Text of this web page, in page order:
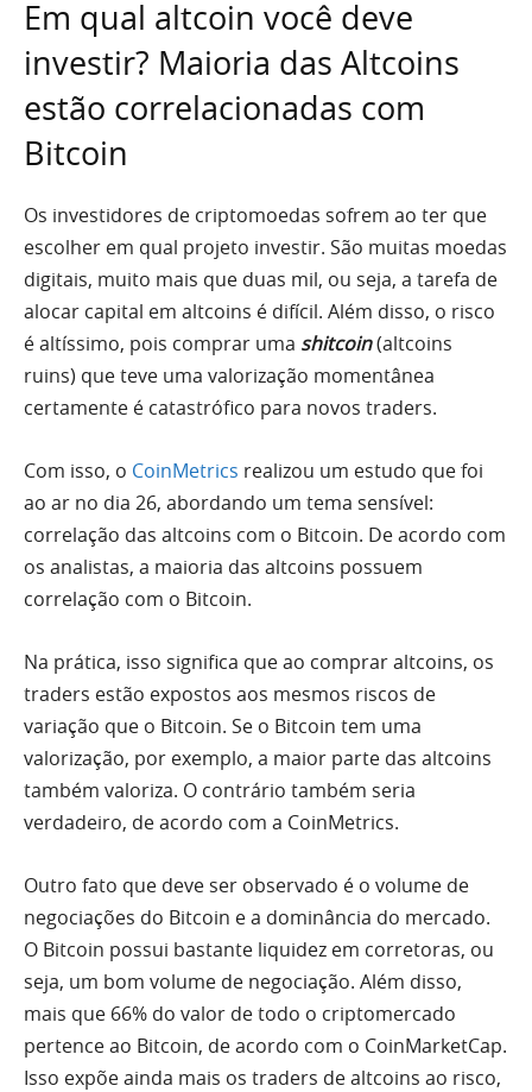
Em qual altcoin você deve
investir? Maioria das Altcoins
estão correlacionadas com
Bitcoin
Os investidores de criptomoedas sofrem ao ter que
escolher em qual projeto investir. São muitas moedas
digitais, muito mais que duas mil, ou seja, a tarefa de
alocar capital em altcoins é difícil. Além disso, o risco
é altíssimo, pois comprar uma shitcoin(altcoins
ruins) que teve uma valorização momentânea
certamente é catastrófico para novos traders.
Com isso, o CoinMetrics realizou um estudo que foi
ao ar no dia 26, abordando um tema sensível:
correlação das altcoins com o Bitcoin. De acordo com
os analistas, a maioria das altcoins possuem
correlação com o Bitcoin.
Na prática, isso significa que ao comprar altcoins, os
traders estão expostos aos mesmos riscos de
variação que o Bitcoin. Se o Bitcoin tem uma
valorização, por exemplo, a maior parte das altcoins
também valoriza. O contrário também seria
verdadeiro, de acordo com a CoinMetrics.
Outro fato que deve ser observado é o volume de
negociações do Bitcoin e a dominância do mercado.
O Bitcoin possui bastante liquidez em corretoras, ou
seja, um bom volume de negociação. Além disso,
mais que 66% do valor de todo o criptomercado
pertence ao Bitcoin, de acordo com o CoinMarketCap.
Isso expõe ainda mais os traders de altcoins ao risco,